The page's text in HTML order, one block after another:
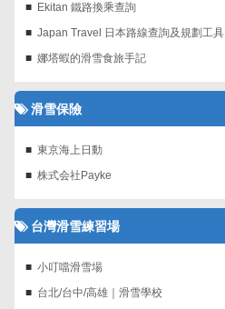
Ekitan 鐵路換乘查詢
Japan Travel 日本路線查詢及規劃工具
娜塔蝦的滑雪食旅手記
滑雪保險
東京海上日動
株式会社Payke
台灣滑雪練習場
小叮噹滑雪場
台北/台中/高雄｜滑雪學校